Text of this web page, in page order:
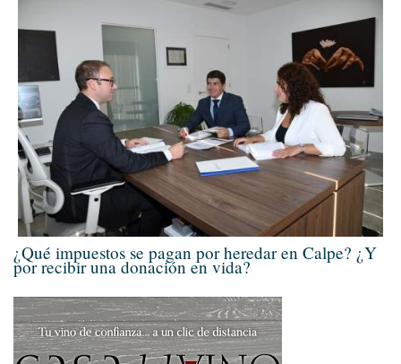
¿Qué impuestos se pagan por heredar en Calpe? ¿Y
por recibir una donación en vida?